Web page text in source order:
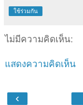
ใช้ร่วมกัน
ไม่มีความคิดเห็น:
แสดงความคิดเห็น
‹